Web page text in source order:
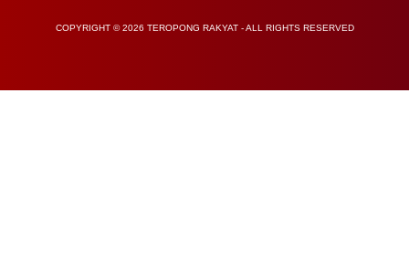
COPYRIGHT © 2026 TEROPONG RAKYAT - ALL RIGHTS RESERVED